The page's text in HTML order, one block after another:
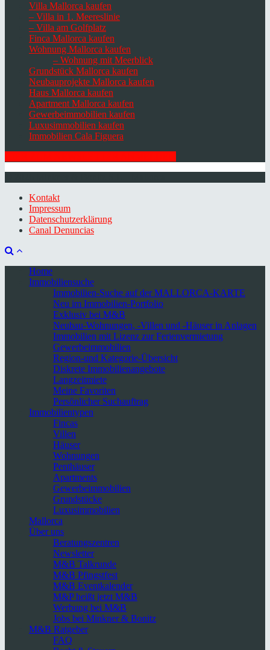
Villa Mallorca kaufen
– Villa in 1. Meereslinie
– Villa am Golfplatz
Finca Mallorca kaufen
Wohnung Mallorca kaufen
– Wohnung mit Meerblick
Grundstück Mallorca kaufen
Neubauprojekte Mallorca kaufen
Haus Mallorca kaufen
Apartment Mallorca kaufen
Gewerbeimmobilien kaufen
Luxusimmobilien kaufen
Immobilien Cala Figuera
Kontakt
Impressum
Datenschutzerklärung
Canal Denuncias
Home
Immobiliensuche
Immobilien-Suche auf der MALLORCA-KARTE
Neu im Immobilien-Portfolio
Exklusiv bei M&B
Neubau-Wohnungen, -Villen und -Häuser in Anlagen
Immobilien mit Lizenz zur Ferienvermietung
Gewerbeimmobilien
Region-und Kategorie-Übersicht
Diskrete Immobilienangebote
Langzeitmiete
Meine Favoriten
Persönlicher Suchauftrag
Immobilientypen
Fincas
Villen
Häuser
Wohnungen
Penthäuser
Apartments
Gewerbeimmobilien
Grundstücke
Luxusimmobilien
Mallorca
Über uns
Beratungszentren
Newsletter
M&B Talkrunde
M&B Pfingstfest
M&B Eventkalender
M&P heißt jetzt M&B
Werbung bei M&B
Jobs bei Minkner & Bonitz
M&B Ratgeber
FAQ